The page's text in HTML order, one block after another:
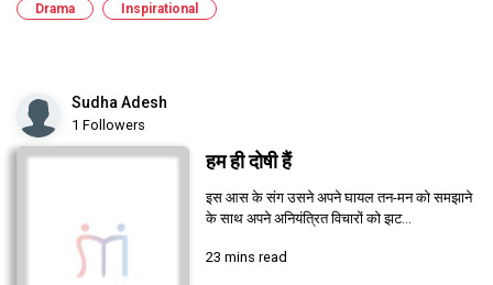
Drama Inspirational
Sudha Adesh
1 Followers
हम ही दोषी हैं
इस आस के संग उसने अपने घायल तन-मन को समझाने
के साथ अपने अनियंत्रित विचारों को झट...
23 mins read